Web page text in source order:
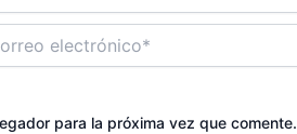
para la próxima vez que comente.